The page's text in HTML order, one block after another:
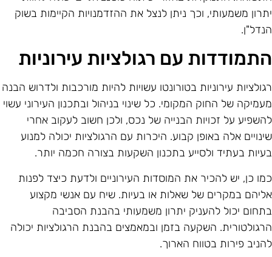
משמעותי, וכך ניתן לנצל את ההזדמנויות הקיימות בשוק
עם רגולציות עירוניות
עירוניות בטורונטו עשויות להיות מורכבות ולדרוש הבנה
של החוק המקומי. כל שינוי בניהול ובתכנון העירוני עשוי
על זכויות הבנייה של נכס, ולכן חשוב לעקוב אחרי
אלה באופן קבוע. היכרות עם הרגולציות יכולה למנוע
בעתיד ולסייע בתכנון השקעות בצורה חכמה יותר.
כן, יש להכיר את המוסדות העירוניים ולדעת כיצד לפנות
במקרים של שאלות או בעיות. שיח עם אנשי מקצוע
יכול להעניק יתרון משמעותי בהבנת הסביבה
השקעה בזמן ובמאמצים בהבנת הרגולציות יכולה
פירות בטווח הארוך.